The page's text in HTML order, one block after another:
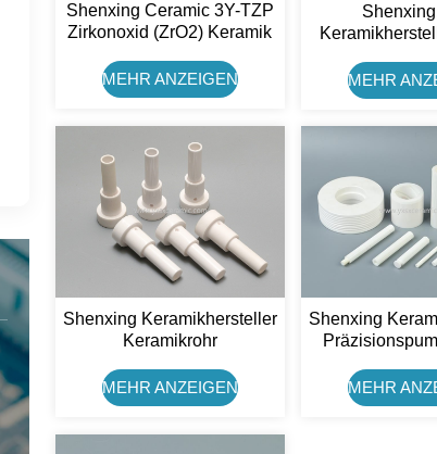
Shenxing Ceramic 3Y-TZP
Zirkonoxid (ZrO2) Keramik
MEHR ANZEIGEN
Zirkoniumoxid-
3Y-
MEHR
Shenxing Keramikhersteller
Keramikrohr
Zirkonkeramikdüse
MEHR ANZEIGEN
Shenxing
MEHR